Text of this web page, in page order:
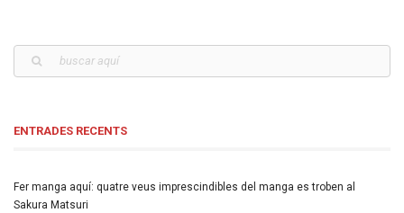
ENTRADES RECENTS
Fer manga aquí: quatre veus imprescindibles del manga es troben al
Sakura Matsuri